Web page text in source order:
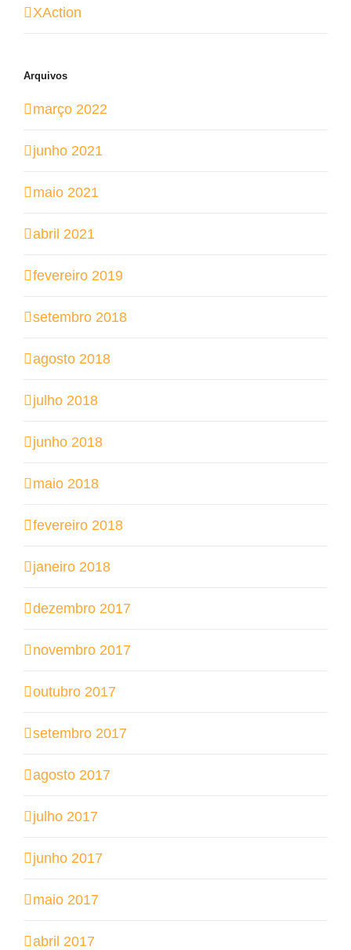
XAction
Arquivos
março 2022
junho 2021
maio 2021
abril 2021
fevereiro 2019
setembro 2018
agosto 2018
julho 2018
junho 2018
maio 2018
fevereiro 2018
janeiro 2018
dezembro 2017
novembro 2017
outubro 2017
setembro 2017
agosto 2017
julho 2017
junho 2017
maio 2017
abril 2017